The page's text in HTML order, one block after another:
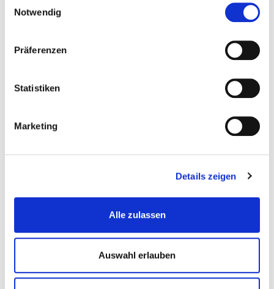
Notwendig
Präferenzen
Statistiken
Marketing
Details zeigen
Alle zulassen
Auswahl erlauben
Hebebühne Motorrad Schwarz - Scherenhebebühne -...
Versandkosten
Auf Lager
In den Warenkorb
Wunschliste